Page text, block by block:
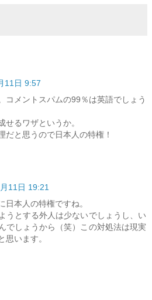
11日 9:57
コメントスパムの99％は英語でしょう
せるワザというか。
だと思うので日本人の特権！
11日 19:21
日本人の特権ですね。
うとする外人は少ないでしょうし、い
でしょうから（笑）この対処法は現実
思います。